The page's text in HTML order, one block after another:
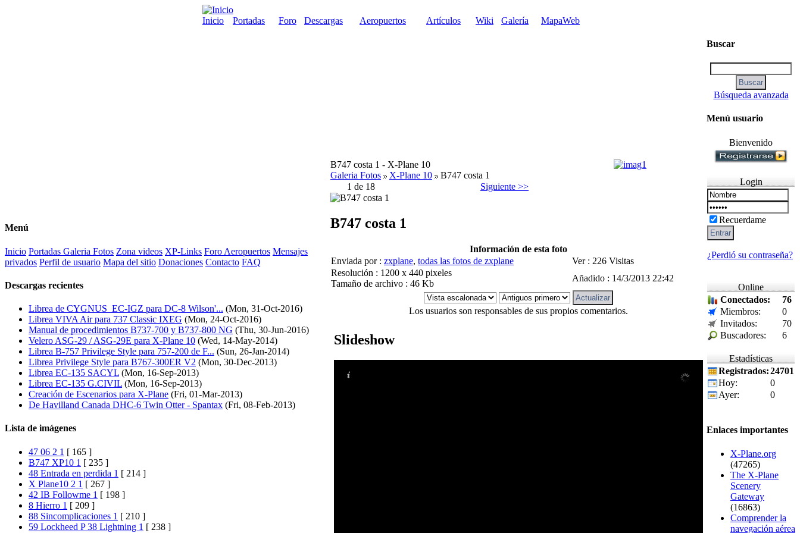
Inicio Portadas Foro Descargas Aeropuertos Artículos Wiki Galería MapaWeb
Menú
Inicio Portadas Galeria Fotos Zona videos XP-Links Foro Aeropuertos Mensajes
privados Perfil de usuario Mapa del sitio Donaciones Contacto FAQ
Descargas recientes
Librea de CYGNUS_EC-IGZ para DC-8 Wilson'... (Mon, 31-Oct-2016)
Librea VIVA Air para 737 Classic IXEG (Mon, 24-Oct-2016)
Manual de procedimientos B737-700 y B737-800 NG (Thu, 30-Jun-2016)
Velero ASG-29 / ASG-29E para X-Plane 10 (Wed, 14-May-2014)
Librea B-757 Privilege Style para 757-200 de F... (Sun, 26-Jan-2014)
Librea Privilege Style para B767-300ER V2 (Mon, 30-Dec-2013)
Librea EC-135 SACYL (Mon, 16-Sep-2013)
Librea EC-135 G.CIVIL (Mon, 16-Sep-2013)
Creación de Escenarios para X-Plane (Fri, 01-Mar-2013)
De Havilland Canada DHC-6 Twin Otter - Spantax (Fri, 08-Feb-2013)
Lista de imágenes
47 06 2 1 [ 165 ]
B747 XP10 1 [ 235 ]
48 Entrada en perdida 1 [ 214 ]
X Plane10 2 1 [ 267 ]
42 IB Followme 1 [ 198 ]
8 Hierro 1 [ 209 ]
88 Sincomplicaciones 1 [ 210 ]
59 Lockheed P 38 Lightning 1 [ 238 ]
B747 costa 1 - X-Plane 10
Galeria Fotos
X-Plane 10
B747 costa 1
1 de 18
Siguiente >>
B747 costa 1
Información de esta foto
Enviada por : zxplane, todas las fotos de zxplane
Ver : 226 Visitas
Resolución : 1200 x 440 pixeles
Tamaño de archivo : 46 Kb
Añadido : 14/3/2013 22:42
Los usuarios son responsables de sus propios comentarios.
Slideshow
Buscar
Búsqueda avanzada
Menú usuario
Bienvenido
Login
Recuerdame
¿Perdió su contraseña?
Online
Conectados:
76
Miembros:
0
Invitados:
70
Buscadores:
6
Estadísticas
Registrados:24701
Hoy:
0
Ayer:
0
Enlaces importantes
X-Plane.org
(47265)
The X-Plane
Scenery
Gateway
(16863)
Comprender la
navegación aérea